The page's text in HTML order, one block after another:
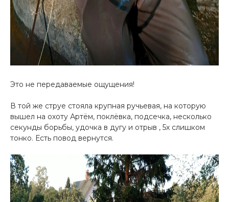
Это не передаваемые ощущения!
В той же струе стояла крупная ручьевая, на которую
вышел на охоту Артём, поклёвка, подсечка, несколько
секунды борьбы, удочка в дугу и отрыв , 5х слишком
тонко. Есть повод вернутся.